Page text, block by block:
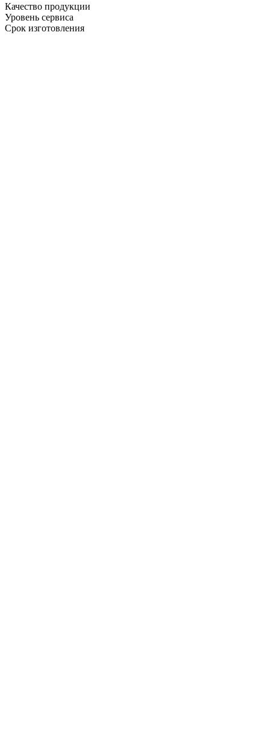
Качество продукции
Уровень сервиса
Срок изготовления